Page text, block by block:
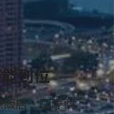
到位
飯店、國際商